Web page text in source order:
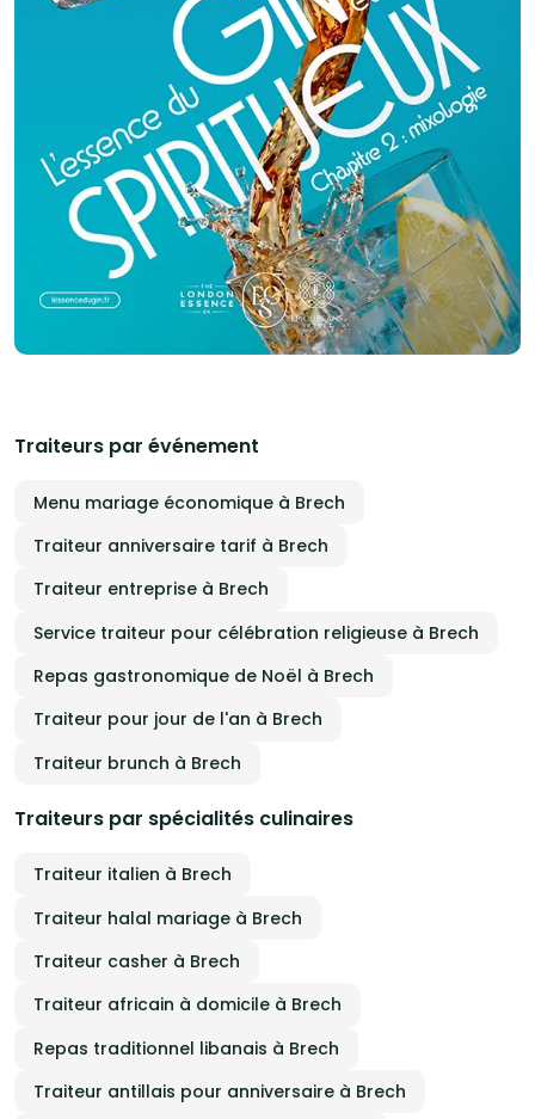
Traiteurs par événement
Menu mariage économique à Brech
Traiteur anniversaire tarif à Brech
Traiteur entreprise à Brech
Service traiteur pour célébration religieuse à Brech
Repas gastronomique de Noël à Brech
Traiteur pour jour de l'an à Brech
Traiteur brunch à Brech
Traiteurs par spécialités culinaires
Traiteur italien à Brech
Traiteur halal mariage à Brech
Traiteur casher à Brech
Traiteur africain à domicile à Brech
Repas traditionnel libanais à Brech
Traiteur antillais pour anniversaire à Brech